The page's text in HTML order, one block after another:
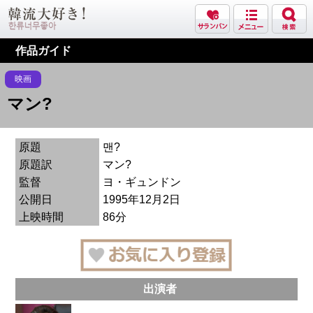
作品ガイド
映画
マン?
原題
맨?
原題訳
マン?
監督
ヨ・ギュンドン
公開日
1995年12月2日
上映時間
86分
出演者